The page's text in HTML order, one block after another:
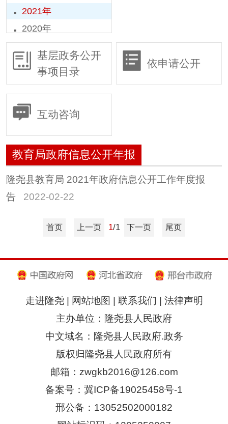
2021年
2020年
2019年
2018年
基层政务公开
事项目录
依申请公开
互动咨询
教育局政府信息公开年报
隆尧县教育局 2021年政府信息公开工作年度报
告
2022-02-22
首页 上一页 1/1 下一页 尾页
走进隆尧| 网站地图 联系我们
法律声明
主办单位：隆尧县人民政府
中文域名：隆尧县人民政府.政务
版权归隆尧县人民政府所有
邮箱：zwgkb2016@126.com
备案号：冀ICP备19025458号-1
邢公备：13052502000182